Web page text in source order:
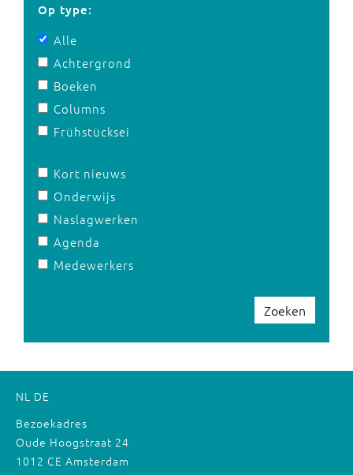
Op type:
Alle
Achtergrond
Boeken
Columns
Frühstücksei
Kort nieuws
Onderwijs
Naslagwerken
Agenda
Medewerkers
Zoeken
NL DE
Bezoekadres
Oude Hoogstraat 24
1012 CE Amsterdam